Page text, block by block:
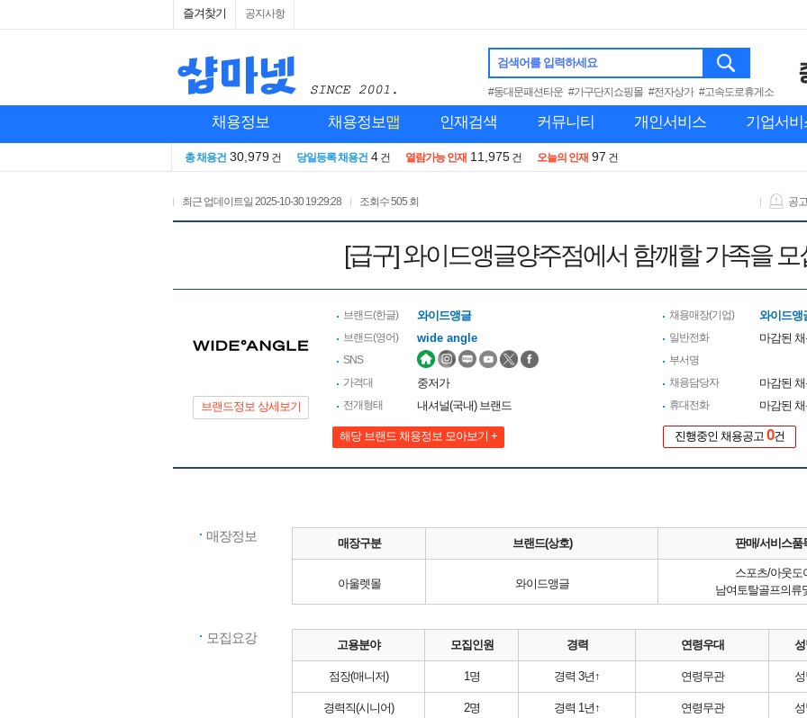
즐겨찾기 공지사항
검색어를 입력하세요
#동대문패션타운 #가구단지쇼핑몰 #전자상가 #고속도로휴게소
채용정보 채용정보맵 인재검색 커뮤니티 개인서비스 기업서비
총 채용건 30,979 건 당일등록 채용건 4 건 열람가능 인재 11,975 건 오늘의 인재 97 건
최근 업데이트일 2025-10-30 19:29:28 조회수505 회 공
[급구] 와이드앵글양주점에서 함깨할 가족을 모
브랜드정보 상세보기
브랜드(한글) 와이드앵글
브랜드(영어) wide angle
SNS
가격대
중저가
전개형태 내셔널(국내) 브랜드
해당 브랜드 채용정보 모아보기 +
채용매장(기업) 와이드앵
일반전화 마감된
부서명
채용담당자
마감된
휴대전화 마감된
진행중인 채용공고 0건
매장정보 매장구분 브랜드(상호) 판매/서비스품
아울렛몰 와이드앵글
스포츠/아웃도
남여토탈골프의류
모집요강 고용분야 모집인원 경력 연령우대
점장(매니저) 1명 경력 3년↑ 연령무관
경력직(시니어) 2명 경력 1년↑ 연령무관